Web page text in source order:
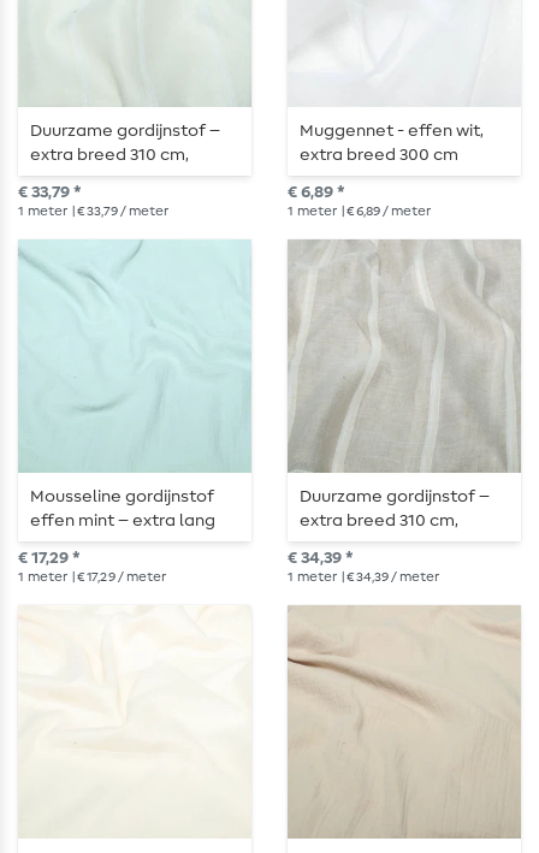
Duurzame gordijnstof –
extra breed 310 cm,
strepen op effen ecru
achtergrond
€ 33,79 *
1 meter | € 33,79 / meter
Muggennet - effen wit,
extra breed 300 cm
€ 6,89 *
1 meter | € 6,89 / meter
Mousseline gordijnstof
effen mint – extra lang
280 cm
€ 17,29 *
1 meter | € 17,29 / meter
Duurzame gordijnstof –
extra breed 310 cm,
naturel met fijne
streepjes
€ 34,39 *
1 meter | € 34,39 / meter